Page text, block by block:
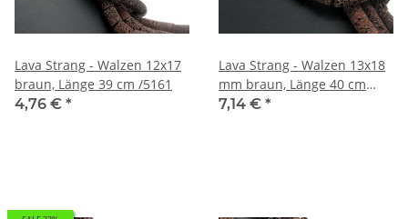
Lava Strang - Walzen 12x17
braun, Länge 39 cm /5161
4,76 € *
Lava Strang - Walzen 13x18
mm braun, Länge 40 cm
/5163
7,14 € *